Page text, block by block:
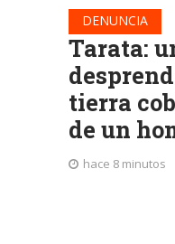
DENUNCIA
Tarata:
tierra
de un
hace 8 minutos